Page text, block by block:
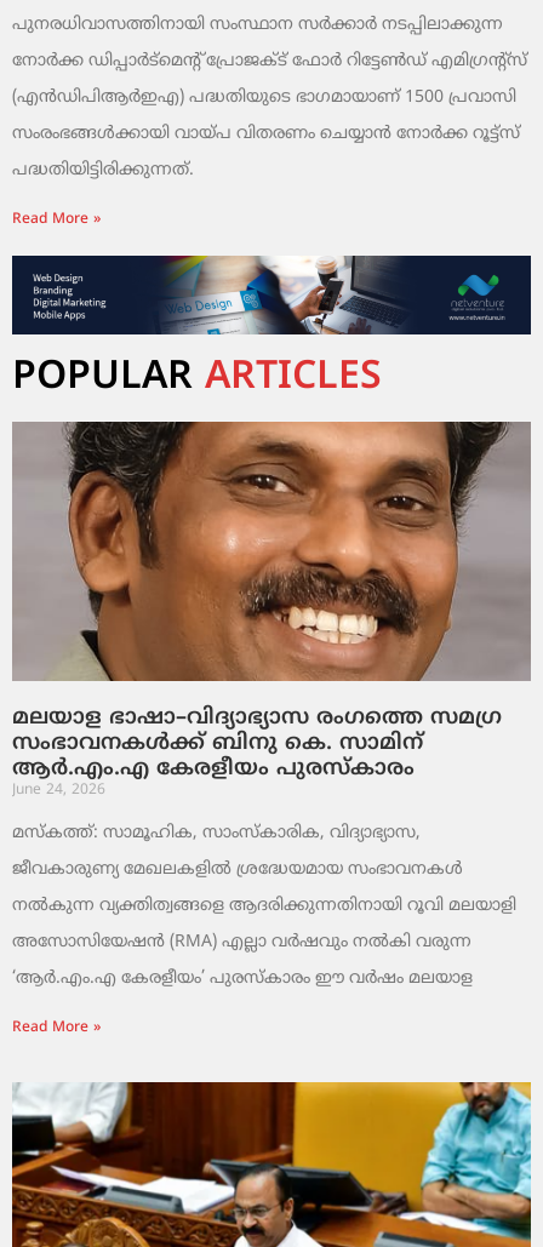
പുനരധിവാസത്തിനായി സംസ്ഥാന സർക്കാർ നടപ്പിലാക്കുന്ന
നോർക്ക ഡിപ്പാർട്മെന്റ് പ്രോജക്ട് ഫോർ റിട്ടേൺഡ് എമിഗ്രന്റ്‌സ്
(എൻഡിപിആർഇഎ) പദ്ധതിയുടെ ഭാഗമായാണ് 1500 പ്രവാസി
സംരംഭങ്ങൾക്കായി വായ്പ വിതരണം ചെയ്യാൻ നോർക്ക റൂട്ട്സ്
പദ്ധതിയിട്ടിരിക്കുന്നത്.
Read More »
POPULAR ARTICLES
മലയാള ഭാഷാ–വിദ്യാഭ്യാസ രംഗത്തെ സമഗ്ര
സംഭാവനകൾക്ക് ബിനു കെ. സാമിന്
ആർ.എം.എ കേരളീയം പുരസ്‌കാരം
June 24, 2026
മസ്കത്ത്: സാമൂഹിക, സാംസ്‌കാരിക, വിദ്യാഭ്യാസ,
ജീവകാരുണ്യ മേഖലകളിൽ ശ്രദ്ധേയമായ സംഭാവനകൾ
നൽകുന്ന വ്യക്തിത്വങ്ങളെ ആദരിക്കുന്നതിനായി റൂവി മലയാളി
അസോസിയേഷൻ (RMA) എല്ലാ വർഷവും നൽകി വരുന്ന
‘ആർ.എം.എ കേരളീയം’ പുരസ്‌കാരം ഈ വർഷം മലയാള
Read More »